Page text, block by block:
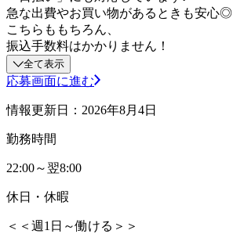
急な出費やお買い物があるときも安心◎
こちらももちろん、
振込手数料はかかりません！
全て表示
応募画面に進む
情報更新日：2026年8月4日
勤務時間
22:00～翌8:00
休日・休暇
＜＜週1日～働ける＞＞